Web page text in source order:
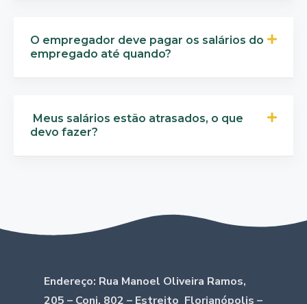
O empregador deve pagar os salários do
empregado até quando?
Meus salários estão atrasados, o que
devo fazer?
Endereço: Rua Manoel Oliveira Ramos,
205 – Conj. 802 – Estreito Florianópolis –